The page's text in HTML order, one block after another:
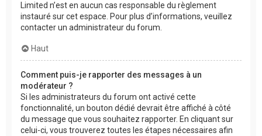
Limited n’est en aucun cas responsable du règlement
instauré sur cet espace. Pour plus d’informations, veuillez
contacter un administrateur du forum.
Haut
Comment puis-je rapporter des messages à un
modérateur ?
Si les administrateurs du forum ont activé cette
fonctionnalité, un bouton dédié devrait être affiché à côté
du message que vous souhaitez rapporter. En cliquant sur
celui-ci, vous trouverez toutes les étapes nécessaires afin